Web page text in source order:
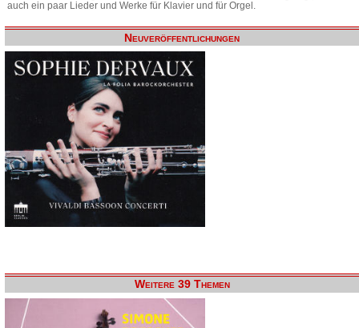
auch ein paar Lieder und Werke für Klavier und für Orgel.
Neuveröffentlichungen
Weitere 39 Themen